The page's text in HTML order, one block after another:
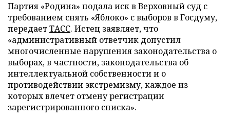
Партия «Родина» подала иск в Верховный суд с
требованием снять «Яблоко» с выборов в Госдуму,
передаетТАСС. Истец заявляет, что
«административный ответчик допустил
многочисленные нарушения законодательства о
выборах, в частности, законодательства об
интеллектуальной собственности и о
противодействии экстремизму, каждое из
которых влечет отмену регистрации
зарегистрированного списка».